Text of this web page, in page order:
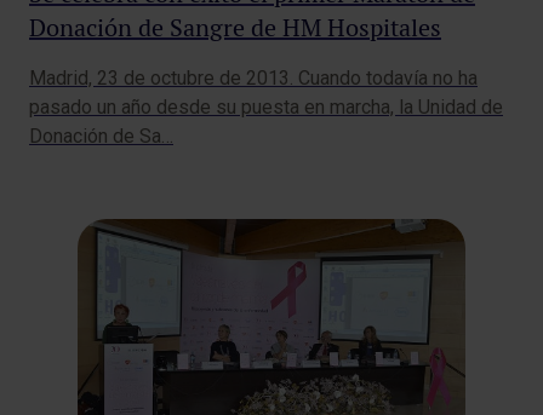
Donación de Sangre de HM Hospitales
Madrid, 23 de octubre de 2013. Cuando todavía no ha
pasado un año desde su puesta en marcha, la Unidad de
Donación de Sa…